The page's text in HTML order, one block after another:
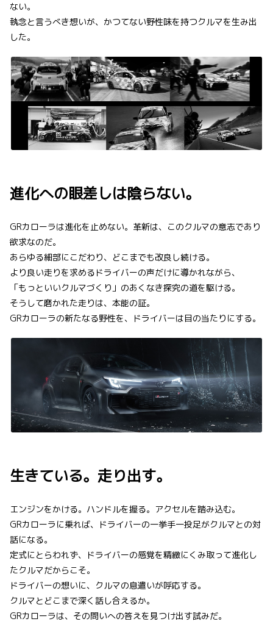
ない。
執念と言うべき想いが、かつてない野性味を持つクルマを生み出
した。
進化への眼差しは陰らない。
GRカローラは進化を止めない。革新は、このクルマの意志であり
欲求なのだ。
あらゆる細部にこだわり、どこまでも改良し続ける。
より良い走りを求めるドライバーの声だけに導かれながら、
「もっといいクルマづくり」のあくなき探究の道を駆ける。
そうして磨かれた走りは、本能の証。
GRカローラの新たなる野性を、ドライバーは目の当たりにする。
生きている。走り出す。
エンジンをかける。ハンドルを握る。アクセルを踏み込む。
GRカローラに乗れば、ドライバーの一挙手一投足がクルマとの対
話になる。
定式にとらわれず、ドライバーの感覚を精緻にくみ取って進化し
たクルマだからこそ。
ドライバーの想いに、クルマの息遣いが呼応する。
クルマとどこまで深く話し合えるか。
GRカローラは、その問いへの答えを見つけ出す試みだ。